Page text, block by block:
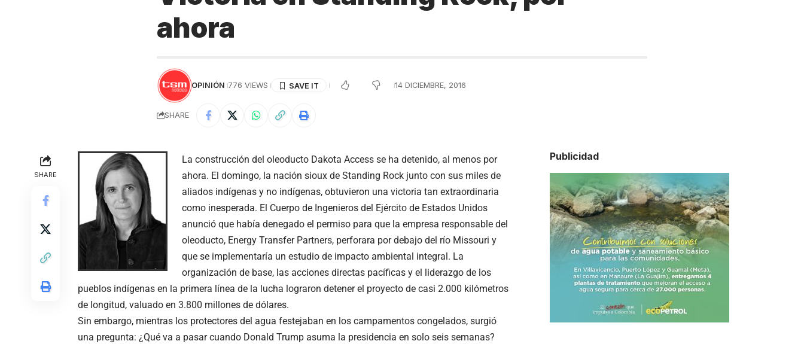
ahora
OPINIÓN 776 VIEWS 14 DICIEMBRE, 2016
SHARE
SHARE
La construcción del oleoducto Dakota Access se ha detenido, al menos por
ahora. El domingo, la nación sioux de Standing Rock junto con sus miles de
aliados indígenas y no indígenas, obtuvieron una victoria tan extraordinaria
como inesperada. El Cuerpo de Ingenieros del Ejército de Estados Unidos
anunció que había denegado el permiso para que la empresa responsable del
oleoducto, Energy Transfer Partners, perforara por debajo del río Missouri y
que se implementaría un estudio de impacto ambiental integral. La
organización de base, las acciones directas pacíficas y el liderazgo de los
pueblos indígenas en la primera línea de la lucha lograron detener el proyecto de casi 2.000 kilómetros
de longitud, valuado en 3.800 millones de dólares.
Sin embargo, mientras los protectores del agua festejaban en los campamentos congelados, surgió
una pregunta: ¿Qué va a pasar cuando Donald Trump asuma la presidencia en solo seis semanas?
Publicidad